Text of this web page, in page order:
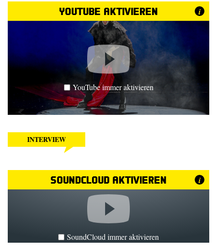
YouTube aktivieren i
YouTube immer aktivieren
INTERVIEW
SoundCloud aktivieren i
SoundCloud immer aktivieren